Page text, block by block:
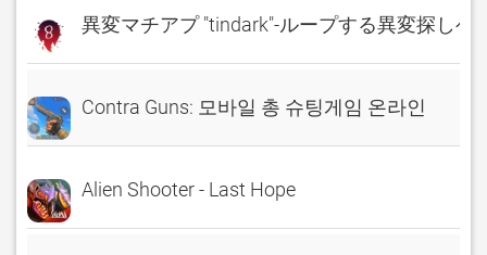
異変マチアプ "tindark"-ループする異変探しゲ
Contra Guns: 모바일 총 슈팅게임 온라인
Alien Shooter - Last Hope